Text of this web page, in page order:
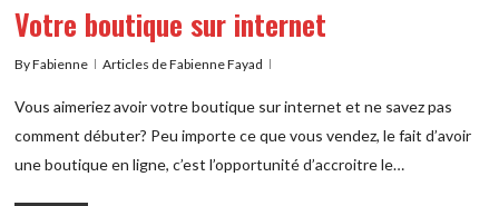
Votre boutique sur internet
ByFabienne Articles de Fabienne Fayad
Vous aimeriez avoir votre boutique sur internet et ne savez pas
comment débuter? Peu importe ce que vous vendez, le fait d’avoir
une boutique en ligne, c’est l’opportunité d’accroitre le…